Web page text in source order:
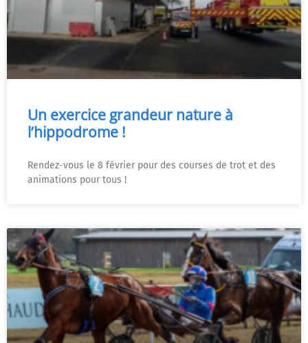
Un exercice grandeur nature à
l’hippodrome !
Rendez-vous le 8 février pour des courses de trot et des
animations pour tous !